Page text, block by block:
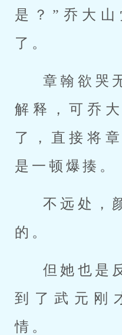
是？”乔大
了。
章翰欲哭
解释，可乔
了，直接将
是一顿爆揍。
不远处，
的。
但她也是
到了武元刚
情。